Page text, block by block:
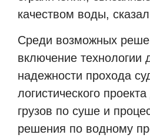
качеством воды,
Среди возможных
включение
надежности прохода
логистического
грузов по суше и
решения по водному